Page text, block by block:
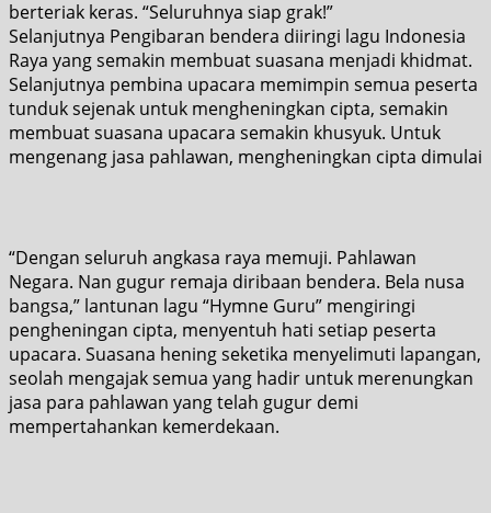
berteriak keras. “Seluruhnya siap grak!”
Selanjutnya Pengibaran bendera diiringi lagu Indonesia
Raya yang semakin membuat suasana menjadi khidmat.
Selanjutnya pembina upacara memimpin semua peserta
tunduk sejenak untuk mengheningkan cipta, semakin
membuat suasana upacara semakin khusyuk. Untuk
mengenang jasa pahlawan, mengheningkan cipta dimulai
“Dengan seluruh angkasa raya memuji. Pahlawan
Negara. Nan gugur remaja diribaan bendera. Bela nusa
bangsa,” lantunan lagu “Hymne Guru” mengiringi
pengheningan cipta, menyentuh hati setiap peserta
upacara. Suasana hening seketika menyelimuti lapangan,
seolah mengajak semua yang hadir untuk merenungkan
jasa para pahlawan yang telah gugur demi
mempertahankan kemerdekaan.